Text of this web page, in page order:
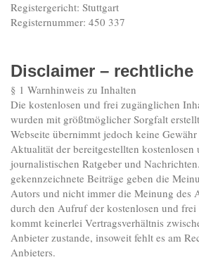
Registergericht: Stuttgart
Registernummer: 450 337
Disclaimer – rechtliche
§ 1 Warnhinweis zu Inhalten
Die kostenlosen und frei zugänglichen
wurden mit größtmöglicher Sorgfalt
Webseite übernimmt jedoch keine
Aktualität der bereitgestellten
journalistischen Ratgeber und
gekennzeichnete Beiträge geben die
Autors und nicht immer die Meinung des
durch den Aufruf der kostenlosen und
kommt keinerlei Vertragsverhältnis
Anbieter zustande, insoweit fehlt es am
Anbieters.